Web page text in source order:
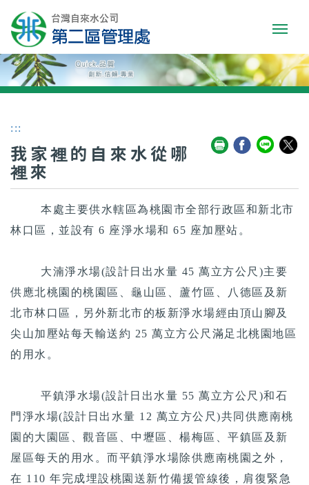
:::
我家裡的自來水從哪
裡來
本處主要供水轄區為桃園市全部行政區和新北市
林口區，並設有 6 座淨水場和 65 座加壓站。
大湳淨水場(設計日出水量 45 萬立方公尺)主要
供應北桃園的桃園區、龜山區、蘆竹區、八德區及新
北市林口區，另外新北市的板新淨水場經由頂山腳及
尖山加壓站每天輸送約 25 萬立方公尺滿足北桃園地區
的用水。
平鎮淨水場(設計日出水量 55 萬立方公尺)和石
門淨水場(設計日出水量 12 萬立方公尺)共同供應南桃
園的大園區、觀音區、中壢區、楊梅區、平鎮區及新
屋區每天的用水。而平鎮淨水場除供應南桃園之外，
在 110 年完成埋設桃園送新竹備援管線後，肩復緊急